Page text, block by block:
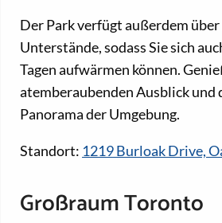
Der Park verfügt außerdem
Unterstände, sodass Sie sich
Tagen aufwärmen können.
atemberaubenden Ausblick und
Panorama der Umgebung.
Standort: 1219 Burloak Drive,
Großraum Toronto